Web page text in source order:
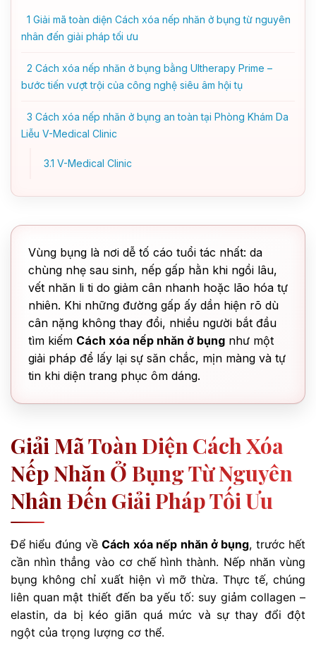
1 Giải mã toàn diện Cách xóa nếp nhăn ở bụng từ nguyên
nhân đến giải pháp tối ưu
2 Cách xóa nếp nhăn ở bụng bằng Ultherapy Prime –
bước tiến vượt trội của công nghệ siêu âm hội tụ
3 Cách xóa nếp nhăn ở bụng an toàn tại Phòng Khám Da
Liễu V-Medical Clinic
3.1 V-Medical Clinic
Vùng bụng là nơi dễ tố cáo tuổi tác nhất: da
chùng nhẹ sau sinh, nếp gấp hằn khi ngồi lâu,
vết nhăn li ti do giảm cân nhanh hoặc lão hóa tự
nhiên. Khi những đường gấp ấy dần hiện rõ dù
cân nặng không thay đổi, nhiều người bắt đầu
tìm kiếm Cách xóa nếp nhăn ở bụng như một
giải pháp để lấy lại sự săn chắc, mịn màng và tự
tin khi diện trang phục ôm dáng.
Giải Mã Toàn Diện Cách Xóa
Nếp Nhăn Ở Bụng Từ Nguyên
Nhân Đến Giải Pháp Tối Ưu
Để hiểu đúng vềCách xóa nếp nhăn ở bụng, trước hết
cần nhìn thẳng vào cơ chế hình thành. Nếp nhăn vùng
bụng không chỉ xuất hiện vì mỡ thừa. Thực tế, chúng
liên quan mật thiết đến ba yếu tố: suy giảm collagen –
elastin, da bị kéo giãn quá mức và sự thay đổi đột
ngột của trọng lượng cơ thể.